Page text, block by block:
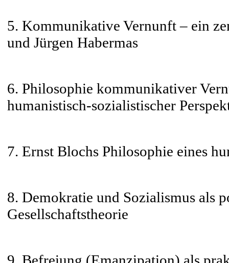
5. Kommunikative Vernunft – ein
und Jürgen Habermas
6. Philosophie kommunikativer
humanistisch-sozialistischer
7. Ernst Blochs Philosophie eines
8. Demokratie und Sozialismus als
Gesellschaftstheorie